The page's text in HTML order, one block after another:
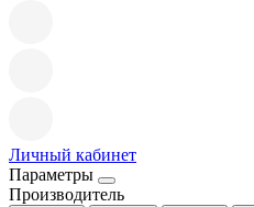
Личный кабинет
Параметры
Производитель